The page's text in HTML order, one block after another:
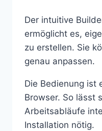
Der intuitive
ermöglicht es,
zu erstellen. Sie
genau anpassen.
Die Bedienung ist
Browser. So lässt
Arbeitsabläufe
Installation nötig.